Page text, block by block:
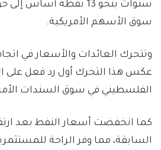
سوق الأسهم الأمريكية.
وتتحرك العائدات والأسعار في
عكس هذا التحرك أول رد فعل على
الفلسطيني في سوق السندات
كما انخفضت أسعار النفط بعد
السابقة، مما وفر الراحة